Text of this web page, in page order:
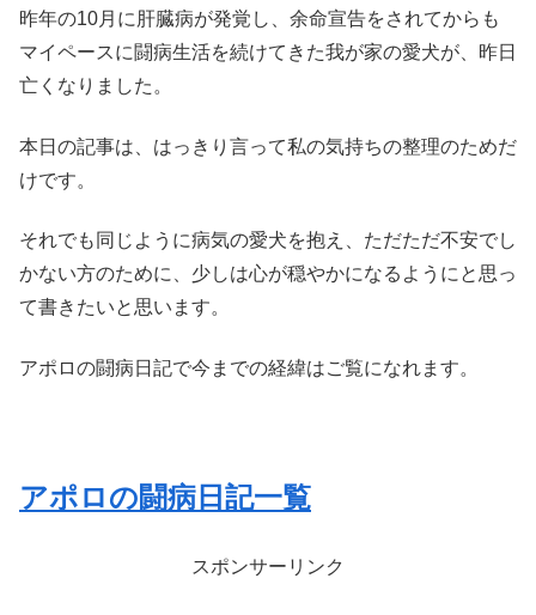
昨年の10月に肝臓病が発覚し、余命宣告をされてからも
マイペースに闘病生活を続けてきた我が家の愛犬が、昨日
亡くなりました。
本日の記事は、はっきり言って私の気持ちの整理のためだ
けです。
それでも同じように病気の愛犬を抱え、ただただ不安でし
かない方のために、少しは心が穏やかになるようにと思っ
て書きたいと思います。
アポロの闘病日記で今までの経緯はご覧になれます。
アポロの闘病日記一覧
スポンサーリンク